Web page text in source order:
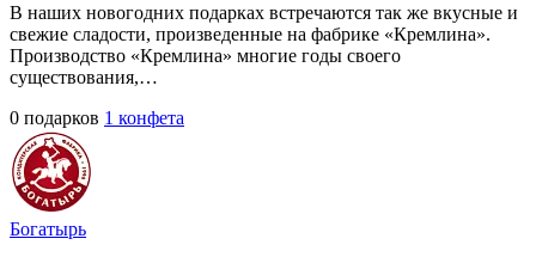
В наших новогодних подарках встречаются так же вкусные и
свежие сладости, произведенные на фабрике «Кремлина».
Производство «Кремлина» многие годы своего
существования,…
0 подарков 1 конфета
Богатырь